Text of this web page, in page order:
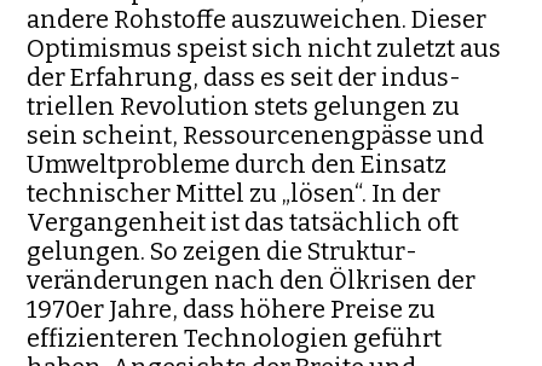
andere Rohstoffe auszuweichen. Die­ser
Optimismus speist sich nicht zuletzt aus
der Erfahrung, dass es seit der indus­
triellen Re­volution stets gelungen zu
sein scheint, Ressourcenengpässe und
Um­weltprobleme durch den Einsatz
technischer Mittel zu „lösen“. In der
Vergangenheit ist das tatsächlich oft
gelungen. So zei­gen die Struk­tur­
veränderungen nach den Ölkrisen der
1970er Jahre, dass höhere Preise zu
effizienteren Technologien geführt